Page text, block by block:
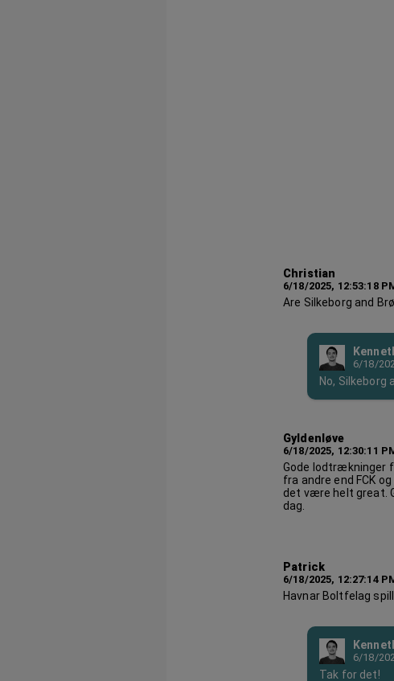
Christian
6/18/2025, 12:53:18
Are Silkeborg and
6/18/
No, Silkeborg
Gyldenløve
6/18/2025, 12:30:11
Gode lodtrækninger
fra andre end FCK
det være helt great.
dag.
Patrick
6/18/2025, 12:27:14
Havnar Boltfelag
6/18/
Tak for det!